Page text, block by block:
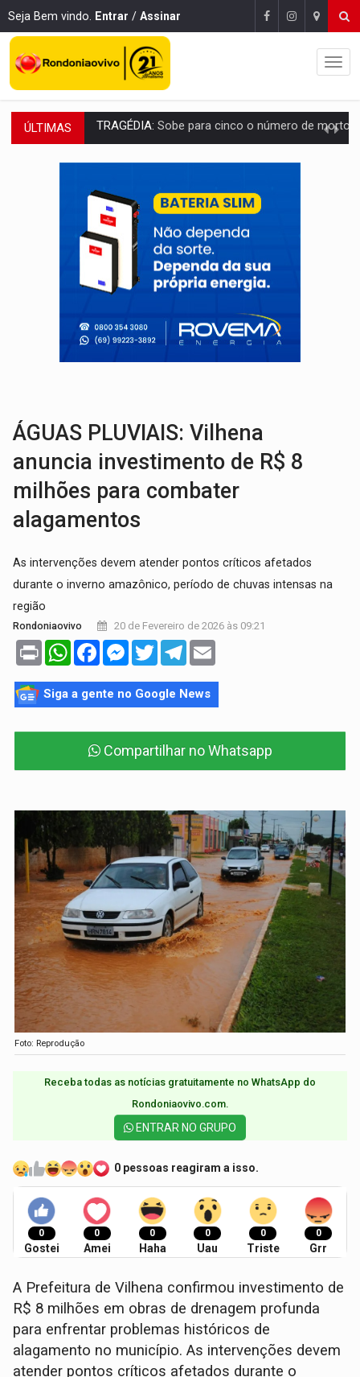
Seja Bem vindo. Entrar / Assinar
ÚLTIMAS TRANSPORTE DE ARROZ:MPF assegura cumprimento da legislação sobre transporte
DEEPFAKE:Sancionada lei contra violência sexual infantil na
COLEGIADO:Brasil e Rússia discutem energia nuclear, defesa e
URGENTE: Colisão entre caminhão e carro deixa quatro mortos e um em
ENCONTRO:Amazônia Negra ganha projeção nacional com participação de
PREVISÃO:Porto Velho tem chances de chuvas isoladas nesta
SINDICATOS UNIDOS:Assembleia Geral delibera greve da educação
ÁGUAS PLUVIAIS: Vilhena
anuncia investimento de R$ 8
milhões para combater
alagamentos
As intervenções devem atender pontos críticos afetados
durante o inverno amazônico, período de chuvas intensas na
região
Rondoniaovivo 20 de Fevereiro de 2026 às 09:21
Print WhatsAppFacebookMessenger
TwitterTelegram
Siga a gente no Google News
Compartilhar no Whatsapp
Foto: Reprodução
Receba todas as notícias gratuitamente no WhatsApp do
Rondoniaovivo.com.​
ENTRAR NO GRUPO
0 pessoas reagiram a isso.
0
Gostei
0
Amei
0
Haha
0
Uau
0
Triste
0
Grr
A Prefeitura de Vilhena confirmou investimento de
R$ 8 milhões em obras de drenagem profunda
para enfrentar problemas históricos de
alagamento no município. As intervenções devem
atender pontos críticos afetados durante o